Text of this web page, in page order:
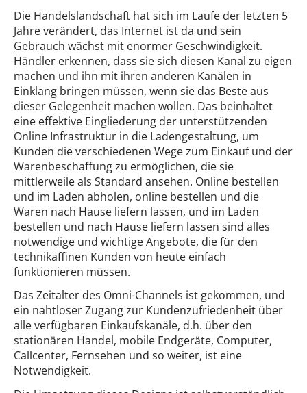
Die Handelslandschaft hat sich im Laufe der letzten 5
Jahre verändert, das Internet ist da und sein
Gebrauch wächst mit enormer Geschwindigkeit.
Händler erkennen, dass sie sich diesen Kanal zu eigen
machen und ihn mit ihren anderen Kanälen in
Einklang bringen müssen, wenn sie das Beste aus
dieser Gelegenheit machen wollen. Das beinhaltet
eine effektive Eingliederung der unterstützenden
Online Infrastruktur in die Ladengestaltung, um
Kunden die verschiedenen Wege zum Einkauf und der
Warenbeschaffung zu ermöglichen, die sie
mittlerweile als Standard ansehen. Online bestellen
und im Laden abholen, online bestellen und die
Waren nach Hause liefern lassen, und im Laden
bestellen und nach Hause liefern lassen sind alles
notwendige und wichtige Angebote, die für den
technikaffinen Kunden von heute einfach
funktionieren müssen.
Das Zeitalter des Omni-Channels ist gekommen, und
ein nahtloser Zugang zur Kundenzufriedenheit über
alle verfügbaren Einkaufskanäle, d.h. über den
stationären Handel, mobile Endgeräte, Computer,
Callcenter, Fernsehen und so weiter, ist eine
Notwendigkeit.